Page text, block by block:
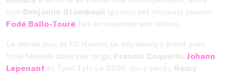
que Benjamin Stambouli (genou) est toujours absent.
Fodé Ballo-Touré fait en revanche son retour.
Le même jour, le FC Nantes se déplacera à Brest avec
trois blessés dans ses rangs, Francis Coquelin, Johann
Lepenant et Tylel Tati. Le SB29, qui a perdu Rémy